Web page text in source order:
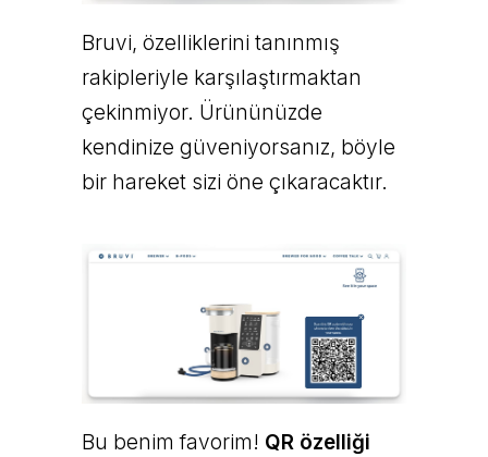
Bruvi, özelliklerini tanınmış
rakipleriyle karşılaştırmaktan
çekinmiyor. Ürününüzde
kendinize güveniyorsanız, böyle
bir hareket sizi öne çıkaracaktır.
Bu benim favorim! QR özelliği